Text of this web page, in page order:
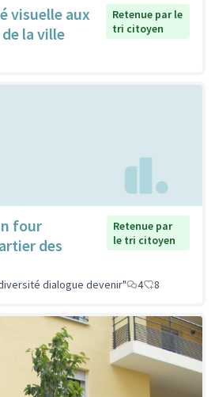
visuelle aux
la ville
Retenue par le
tri citoyen
four
des
Retenue par
le tri citoyen
dialogue devenir" 4 8